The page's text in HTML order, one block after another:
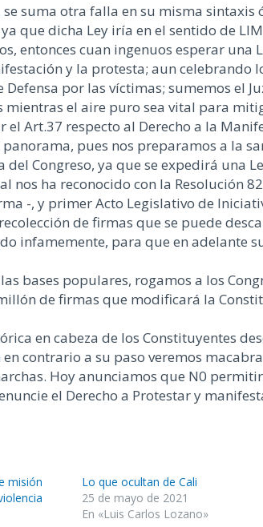
suma otra falla en su misma
que dicha Ley iría en el sentido de
entonces cuan ingenuos esperar una
y la protesta; aun celebrando
por las víctimas; sumemos el
mientras el aire puro sea vital para
Art.37 respecto al Derecho a la
pues nos preparamos a la
Congreso, ya que se expedirá una
nos ha reconocido con la Resolución
-, y primer Acto Legislativo de
de firmas que se puede
infamemente, para que en adelante
las bases populares, rogamos a los
de firmas que modificará la
en cabeza de los Constituyentes
contrario a su paso veremos
Hoy anunciamos que N0
el Derecho a Protestar y
misión
Lo que ocultan de Cali
25 de mayo de 2021
En «Luis Carlos Lozano»